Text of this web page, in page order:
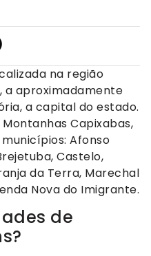
na região
a aproximadamente
a capital do estado.
Capixabas,
Afonso
Castelo,
da Terra, Marechal
Nova do Imigrante.
de